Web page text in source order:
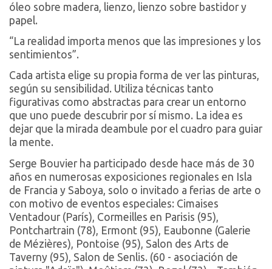
óleo sobre madera, lienzo, lienzo sobre bastidor y
papel.
“La realidad importa menos que las impresiones y los
sentimientos”.
Cada artista elige su propia forma de ver las pinturas,
según su sensibilidad. Utiliza técnicas tanto
figurativas como abstractas para crear un entorno
que uno puede descubrir por sí mismo. La idea es
dejar que la mirada deambule por el cuadro para guiar
la mente.
Serge Bouvier ha participado desde hace más de 30
años en numerosas exposiciones regionales en Isla
de Francia y Saboya, solo o invitado a ferias de arte o
con motivo de eventos especiales: Cimaises
Ventadour (París), Cormeilles en Parisis (95),
Pontchartrain (78), Ermont (95), Eaubonne (Galerie
de Mézières), Pontoise (95), Salon des Arts de
Taverny (95), Salon de Senlis. (60 - asociación de